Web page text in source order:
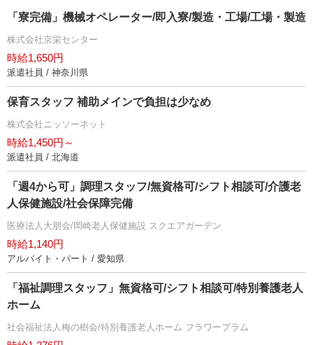
「寮完備」機械オペレーター/即入寮/製造・工場/工場・製造
株式会社京栄センター
時給1,650円
派遣社員 / 神奈川県
保育スタッフ 補助メインで負担は少なめ
株式会社ニッソーネット
時給1,450円～
派遣社員 / 北海道
「週4から可」調理スタッフ/無資格可/シフト相談可/介護老
人保健施設/社会保障完備
医療法人大朋会/岡崎老人保健施設 スクエアガーデン
時給1,140円
アルバイト・パート / 愛知県
「福祉調理スタッフ」無資格可/シフト相談可/特別養護老人
ホーム
社会福祉法人梅の樹会/特別養護老人ホーム フラワープラム